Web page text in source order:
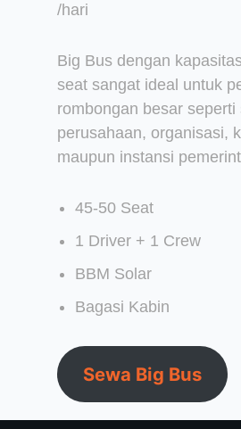
/hari
Big Bus dengan
seat sangat ideal untuk
rombongan besar seperti
perusahaan, organisasi,
maupun instansi
45-50 Seat
1 Driver + 1 Crew
BBM Solar
Bagasi Kabin
Sewa Big Bus